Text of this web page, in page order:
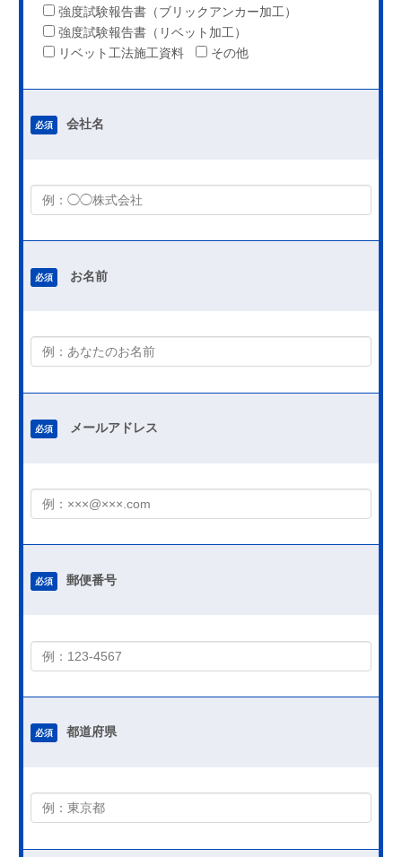
強度試験報告書（ブリックアンカー加工）
強度試験報告書（リベット加工）
リベット工法施工資料
その他
必須 会社名
必須 お名前
必須 メールアドレス
必須 郵便番号
必須 都道府県